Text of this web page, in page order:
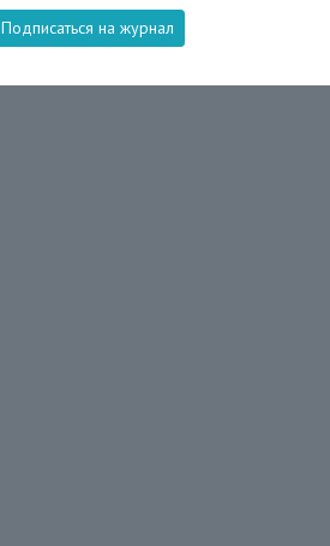
Подписаться на журнал